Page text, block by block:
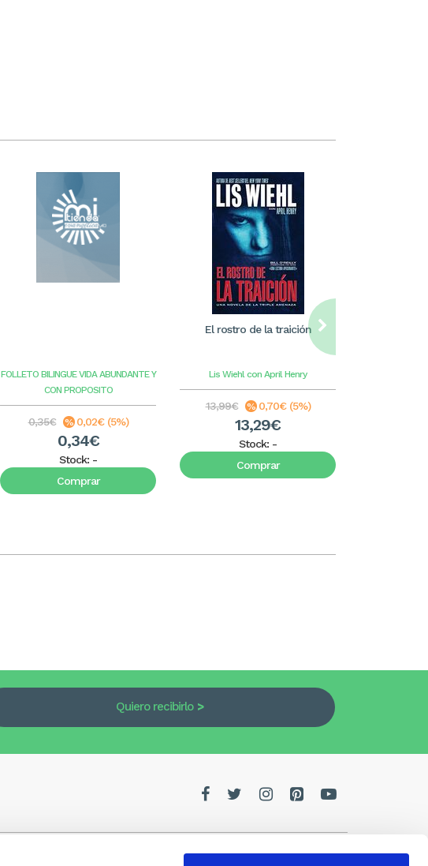
FOLLETO BILINGUE VIDA ABUNDANTE Y
CON PROPOSITO
0,35€ 0,02€ (5%)
0,34€
Stock: -
Comprar
El rostro de la traición
Lis Wiehl con April Henry
13,99€ 0,70€ (5%)
13,29€
Stock: -
Comprar
Quiero recibirlo